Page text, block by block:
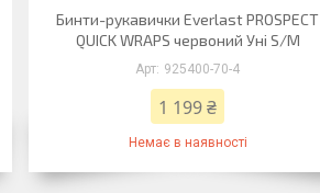
Бинти-рукавички Everlast PROSPECT
QUICK WRAPS червоний Уні S/M
925400-70-4
1 199 ₴
Немає в наявності